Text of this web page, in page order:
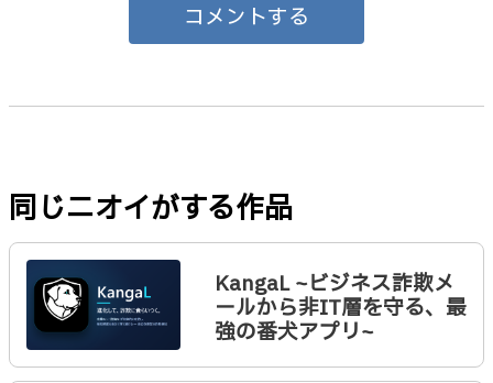
コメントする
同じニオイがする作品
KangaL ~ビジネス詐欺メ
ールから非IT層を守る、最
強の番犬アプリ~